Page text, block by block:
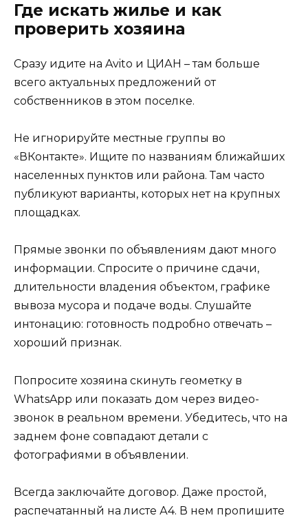
Где искать жилье и как
проверить хозяина
Сразу идите на Avito и ЦИАН – там больше
всего актуальных предложений от
собственников в этом поселке.
Не игнорируйте местные группы во
«ВКонтакте». Ищите по названиям ближайших
населенных пунктов или района. Там часто
публикуют варианты, которых нет на крупных
площадках.
Прямые звонки по объявлениям дают много
информации. Спросите о причине сдачи,
длительности владения объектом, графике
вывоза мусора и подаче воды. Слушайте
интонацию: готовность подробно отвечать –
хороший признак.
Попросите хозяина скинуть геометку в
WhatsApp или показать дом через видео-
звонок в реальном времени. Убедитесь, что на
заднем фоне совпадают детали с
фотографиями в объявлении.
Всегда заключайте договор. Даже простой,
распечатанный на листе А4. В нем пропишите